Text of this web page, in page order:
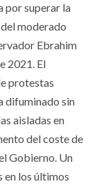
por superar la
moderado
Ebrahim
2021. El
protestas
difuminado sin
aisladas en
del coste de
Gobierno. Un
los últimos